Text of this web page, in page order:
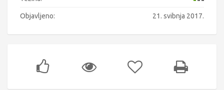
Objavljeno: 21. svibnja 2017.